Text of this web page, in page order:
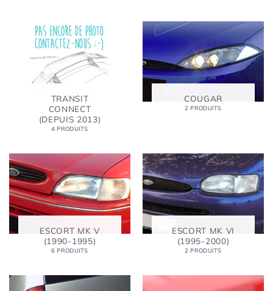
TRANSIT
CONNECT
(DEPUIS 2013)
4 PRODUITS
COUGAR
2 PRODUITS
ESCORT MK V
(1990-1995)
6 PRODUITS
ESCORT MK VI
(1995-2000)
2 PRODUITS